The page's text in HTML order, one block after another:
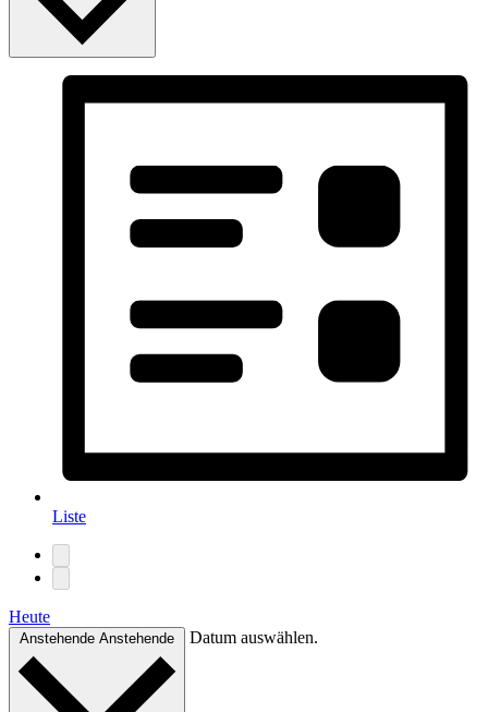
Liste
Heute
Anstehende Anstehende Datum auswählen.